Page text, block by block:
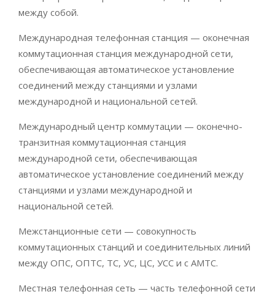
между собой.
Международная телефонная станция — оконечная
коммутационная станция международной сети,
обеспечивающая автоматическое установление
соединений между станциями и узлами
международной и национальной сетей.
Международный центр коммутации — оконечно-
транзитная коммутационная станция
международной сети, обеспечивающая
автоматическое установление соединений между
станциями и узлами международной и
национальной сетей.
Межстанционные сети — совокупность
коммутационных станций и соединительных линий
между ОПС, ОПТС, ТC, УС, ЦС, УСС и с АМТС.
Местная телефонная сеть — часть телефонной сети